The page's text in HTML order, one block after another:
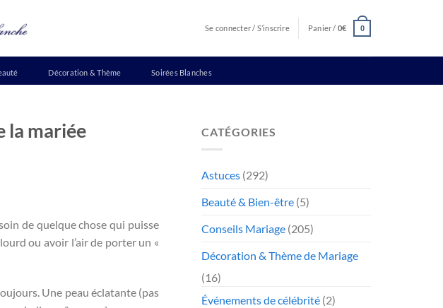
Se connecter / S’inscrire Panier / 0€ 0
Décoration & Thème Soirées Blanches
la mariée
de quelque chose qui puisse
ou avoir l’air de porter un «
Une peau éclatante (pas
CATÉGORIES
Astuces (292)
Beauté & Bien-être (5)
Conseils Mariage (205)
Décoration & Thème de Mariage
(16)
Événements de célébrité (2)